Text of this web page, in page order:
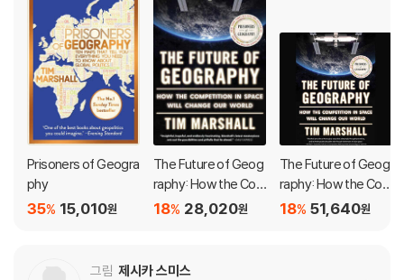
Prisoners of Geogra
phy
15,010원
35%
The Future of Geog
raphy: How the Co
mpetition in Space
28,020원
18%
The Future of Geog
raphy: How the Co
mpetition in Space
51,640원
18%
그림 제시카 스미스